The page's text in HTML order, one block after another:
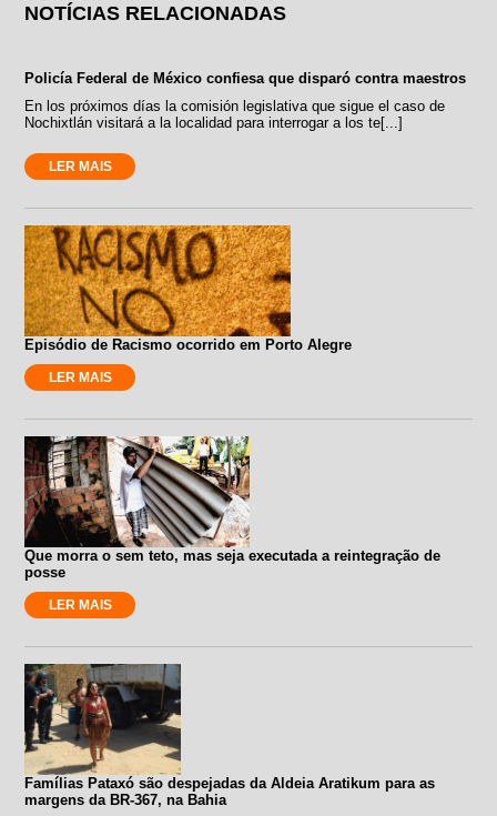
NOTÍCIAS RELACIONADAS
Policía Federal de México confiesa que disparó contra maestros
En los próximos días la comisión legislativa que sigue el caso de
Nochixtlán visitará a la localidad para interrogar a los te[...]
LER MAIS
Episódio de Racismo ocorrido em Porto Alegre
LER MAIS
Que morra o sem teto, mas seja executada a reintegração de
posse
LER MAIS
Famílias Pataxó são despejadas da Aldeia Aratikum para as
margens da BR-367, na Bahia